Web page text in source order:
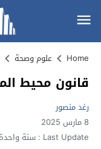
Home علوم وصحة
قانون محيط
رغد منصور
8 مارس 2025
Last Update : سنة واحدة ago